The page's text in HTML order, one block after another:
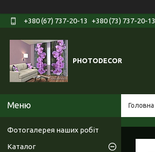
+380 (67) 737-20-13 +380 (73) 737-20-13
PHOTODECOR
Головна
Фотогалерея наших робіт
Каталог